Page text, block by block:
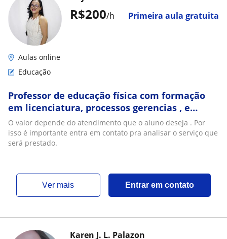
R$200/h Primeira aula gratuita
Aulas online
Educação
Professor de educação física com formação
em licenciatura, processos gerencias , e
terapeuta de alta performance . Atend on-
line
O valor depende do atendimento que o aluno deseja . Por
isso é importante entra em contato pra analisar o serviço que
será prestado.
ver mais Entrar em contato
Karen J. L. Palazon